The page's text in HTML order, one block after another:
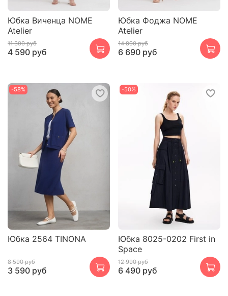
Юбка Виченца NOME
Atelier
11 390 руб
4 590 руб
Юбка Фоджа NOME
Atelier
14 890 руб
6 690 руб
-58%
Юбка 2564 TINONA
8 590 руб
3 590 руб
-50%
Юбка 8025-0202 First in
Space
12 990 руб
6 490 руб